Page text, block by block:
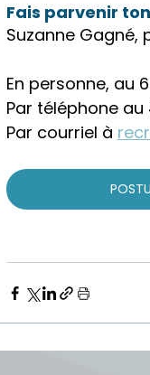
Fais parvenir
Suzanne Gagné,
En personne, au
Par téléphone
Par courriel à